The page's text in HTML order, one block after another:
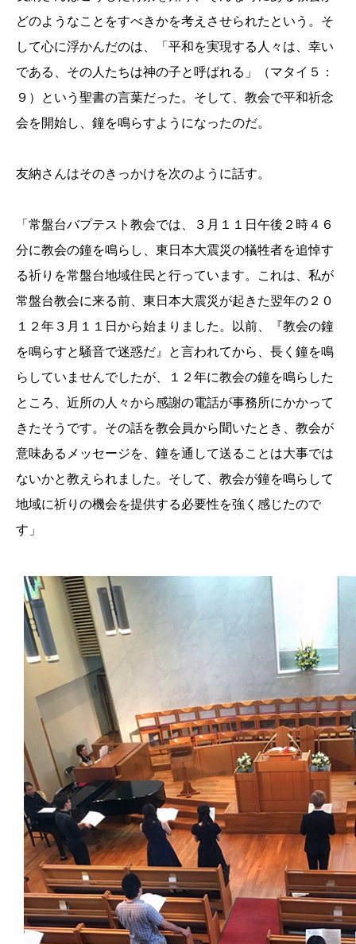
どのようなことをすべきかを考えさせられたという。そ
して心に浮かんだのは、「平和を実現する人々は、幸い
である、その人たちは神の子と呼ばれる」（マタイ５：
９）という聖書の言葉だった。そして、教会で平和祈念
会を開始し、鐘を鳴らすようになったのだ。
友納さんはそのきっかけを次のように話す。
「常盤台バプテスト教会では、３月１１日午後２時４６
分に教会の鐘を鳴らし、東日本大震災の犠牲者を追悼す
る祈りを常盤台地域住民と行っています。これは、私が
常盤台教会に来る前、東日本大震災が起きた翌年の２０
１２年３月１１日から始まりました。以前、『教会の鐘
を鳴らすと騒音で迷惑だ』と言われてから、長く鐘を鳴
らしていませんでしたが、１２年に教会の鐘を鳴らした
ところ、近所の人々から感謝の電話が事務所にかかって
きたそうです。その話を教会員から聞いたとき、教会が
意味あるメッセージを、鐘を通して送ることは大事では
ないかと教えられました。そして、教会が鐘を鳴らして
地域に祈りの機会を提供する必要性を強く感じたので
す」